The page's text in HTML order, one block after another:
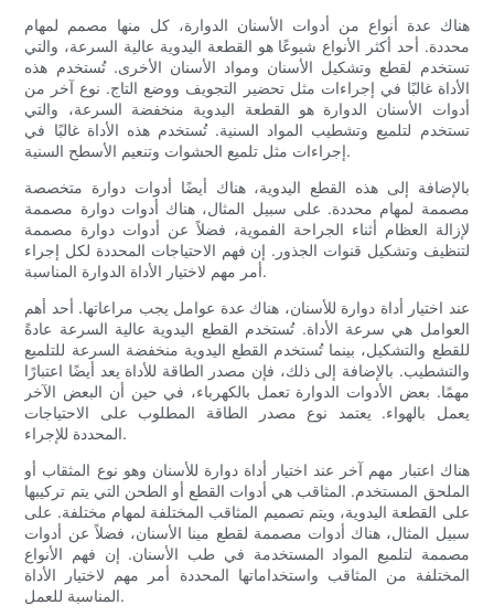
هناك عدة أنواع من أدوات الأسنان الدوارة، كل منها مصمم لمهام
محددة. أحد أكثر الأنواع شيوعًا هو القطعة اليدوية عالية السرعة، والتي
تستخدم لقطع وتشكيل الأسنان ومواد الأسنان الأخرى. تُستخدم هذه
الأداة غالبًا في إجراءات مثل تحضير التجويف ووضع التاج. نوع آخر من
أدوات الأسنان الدوارة هو القطعة اليدوية منخفضة السرعة، والتي
تستخدم لتلميع وتشطيب المواد السنية. تُستخدم هذه الأداة غالبًا في
إجراءات مثل تلميع الحشوات وتنعيم الأسطح السنية.
بالإضافة إلى هذه القطع اليدوية، هناك أيضًا أدوات دوارة متخصصة
مصممة لمهام محددة. على سبيل المثال، هناك أدوات دوارة مصممة
لإزالة العظام أثناء الجراحة الفموية، فضلاً عن أدوات دوارة مصممة
لتنظيف وتشكيل قنوات الجذور. إن فهم الاحتياجات المحددة لكل إجراء
أمر مهم لاختيار الأداة الدوارة المناسبة.
عند اختيار أداة دوارة للأسنان، هناك عدة عوامل يجب مراعاتها. أحد أهم
العوامل هي سرعة الأداة. تُستخدم القطع اليدوية عالية السرعة عادةً
للقطع والتشكيل، بينما تُستخدم القطع اليدوية منخفضة السرعة للتلميع
والتشطيب. بالإضافة إلى ذلك، فإن مصدر الطاقة للأداة يعد أيضًا اعتبارًا
مهمًا. بعض الأدوات الدوارة تعمل بالكهرباء، في حين أن البعض الآخر
يعمل بالهواء. يعتمد نوع مصدر الطاقة المطلوب على الاحتياجات
المحددة للإجراء.
هناك اعتبار مهم آخر عند اختيار أداة دوارة للأسنان وهو نوع المثقاب أو
الملحق المستخدم. المثاقب هي أدوات القطع أو الطحن التي يتم تركيبها
على القطعة اليدوية، ويتم تصميم المثاقب المختلفة لمهام مختلفة. على
سبيل المثال، هناك أدوات مصممة لقطع مينا الأسنان، فضلاً عن أدوات
مصممة لتلميع المواد المستخدمة في طب الأسنان. إن فهم الأنواع
المختلفة من المثاقب واستخداماتها المحددة أمر مهم لاختيار الأداة
المناسبة للعمل.